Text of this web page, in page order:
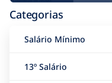
Categorias
Salário Mínimo
13º Salário